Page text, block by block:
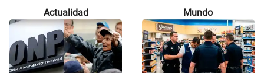
basta con que ella esté bien"
basta con que ella esté bien"
Actualidad Mundo